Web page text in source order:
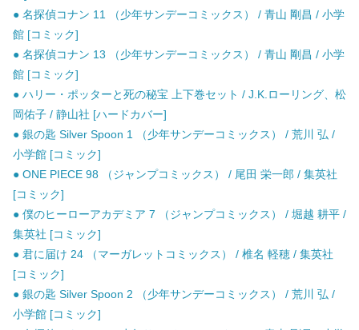
● 名探偵コナン 11 （少年サンデーコミックス） / 青山 剛昌 / 小学
館 [コミック]
● 名探偵コナン 13 （少年サンデーコミックス） / 青山 剛昌 / 小学
館 [コミック]
● ハリー・ポッターと死の秘宝 上下巻セット / J.K.ローリング、松
岡佑子 / 静山社 [ハードカバー]
● 銀の匙 Silver Spoon 1 （少年サンデーコミックス） / 荒川 弘 /
小学館 [コミック]
● ONE PIECE 98 （ジャンプコミックス） / 尾田 栄一郎 / 集英社
[コミック]
● 僕のヒーローアカデミア 7 （ジャンプコミックス） / 堀越 耕平 /
集英社 [コミック]
● 君に届け 24 （マーガレットコミックス） / 椎名 軽穂 / 集英社
[コミック]
● 銀の匙 Silver Spoon 2 （少年サンデーコミックス） / 荒川 弘 /
小学館 [コミック]